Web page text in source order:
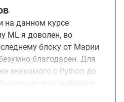
на данном курсе
ML я доволен, во
блоку от Марии
благодарен. Для
знакомого с Python до